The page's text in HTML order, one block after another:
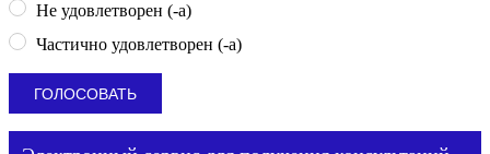
Не удовлетворен (-а)
Частично удовлетворен (-а)